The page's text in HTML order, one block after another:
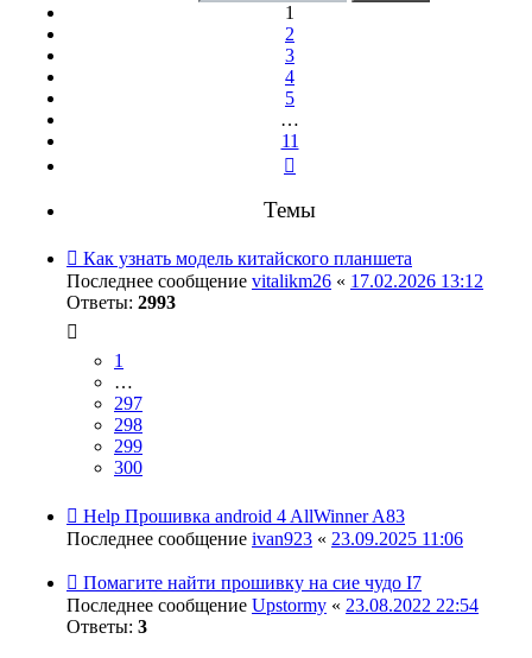
1
2
3
4
5
…
11
Темы
Как узнать модель китайского планшета
Последнее сообщение vitalikm26 « 17.02.2026 13:12
Ответы: 2993
1
…
297
298
299
300
Help Прошивка android 4 AllWinner A83
Последнее сообщение ivan923 « 23.09.2025 11:06
Помагите найти прошивку на сие чудо I7
Последнее сообщение Upstormy « 23.08.2022 22:54
Ответы: 3